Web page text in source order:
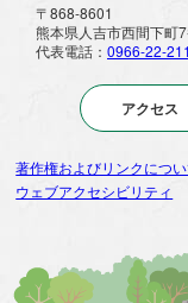
〒868-8601
熊本県人吉市西間下町
代表電話： 0966-22-
アクセス
著作権およびリンクにつ
ウェブアクセシビリティ